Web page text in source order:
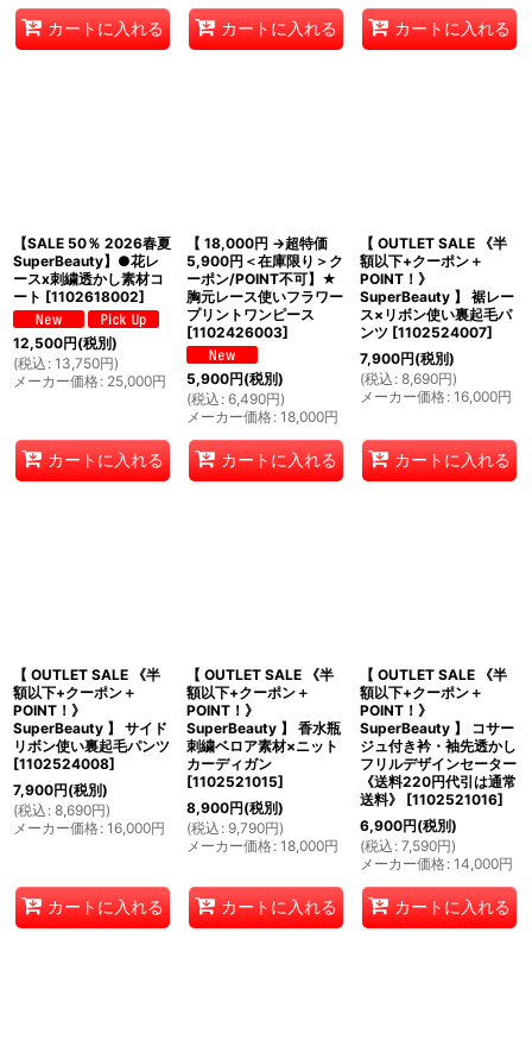
カートに入れる カートに入れる カートに入れる
【SALE 50％ 2026春夏
SuperBeauty】●花レ
ースx刺繍透かし素材コ
ート [1102618002]
12,500円(税別)
(税込 : 13,750円)
メーカー価格: 25,000円
カートに入れる
【 18,000円 →超特価
5,900円＜在庫限り＞ク
ーポン/POINT不可】★
胸元レース使いフラワー
プリントワンピース
[1102426003]
5,900円(税別)
(税込 : 6,490円)
メーカー価格: 18,000円
カートに入れる
【 OUTLET SALE 《半
額以下+クーポン＋
POINT！》
SuperBeauty 】 裾レー
ス×リボン使い裏起毛パ
ンツ [1102524007]
7,900円(税別)
(税込 : 8,690円)
メーカー価格: 16,000円
カートに入れる
【 OUTLET SALE 《半
額以下+クーポン＋
POINT！》
SuperBeauty 】 サイド
リボン使い裏起毛パンツ
[1102524008]
7,900円(税別)
(税込 : 8,690円)
メーカー価格: 16,000円
カートに入れる
【 OUTLET SALE 《半
額以下+クーポン＋
POINT！》
SuperBeauty 】 香水瓶
刺繍ベロア素材×ニット
カーディガン
[1102521015]
8,900円(税別)
(税込 : 9,790円)
メーカー価格: 18,000円
カートに入れる
【 OUTLET SALE 《半
額以下+クーポン＋
POINT！》
SuperBeauty 】 コサー
ジュ付き衿・袖先透かし
フリルデザインセーター
《送料220円代引は通常
送料》
[1102521016]
6,900円(税別)
(税込 : 7,590円)
メーカー価格: 14,000円
カートに入れる